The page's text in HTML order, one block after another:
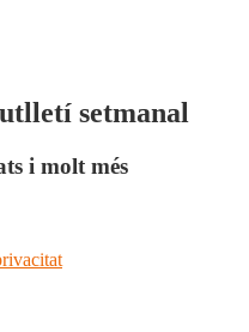
setmanal
i molt més